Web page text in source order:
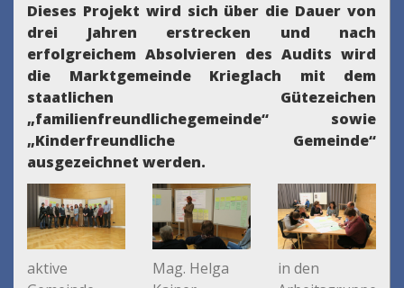
Dieses Projekt wird sich über die Dauer von
drei Jahren erstrecken und nach
erfolgreichem Absolvieren des Audits wird
die Marktgemeinde Krieglach mit dem
staatlichen Gütezeichen
„familienfreundlichegemeinde“ sowie
„Kinderfreundliche Gemeinde“
ausgezeichnet werden.
aktive
Mag. Helga
in den